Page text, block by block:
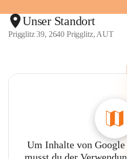
Unser Standort
Prigglitz 39, 2640 Prigglitz, AUT
Um Inhalte von Google